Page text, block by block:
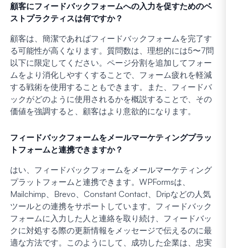
顧客にフィードバックフォームへの入力を促すためのベ
ストプラクティスは何ですか？
顧客は、簡潔であればフィードバックフォームを完了す
る可能性が高くなります。質問数は、理想的には5〜7問
以下に限定してください。ページ分割を追加してフォー
ムをより消化しやすくすることで、フォーム疲れを軽減
する戦術を使用することもできます。また、フィードバ
ックがどのように使用されるかを概説することで、その
価値を強調すると、顧客はより意欲的になります。
フィードバックフォームをメールマーケティングプラッ
トフォームと連携できますか？
はい、フィードバックフォームをメールマーケティング
プラットフォームと連携できます。WPFormsは、
Mailchimp、Brevo、Constant Contact、Dripなどの人気
ツールとの連携をサポートしています。フィードバック
フォームに入力した人と連絡を取り続け、フィードバッ
クに対処する際の更新情報をメッセージで伝えるのに最
適な方法です。このようにして、成功した企業は、忠実